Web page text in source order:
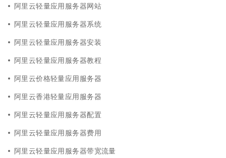
阿里云轻量应用服务器网站
阿里云轻量应用服务器系统
阿里云轻量应用服务器安装
阿里云轻量应用服务器教程
阿里云价格轻量应用服务器
阿里云香港轻量应用服务器
阿里云轻量应用服务器配置
阿里云轻量应用服务器费用
阿里云轻量应用服务器带宽流量